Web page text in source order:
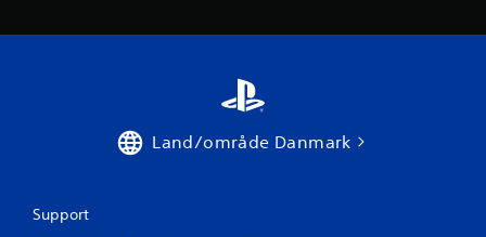
e
Land/område Danmark
Support